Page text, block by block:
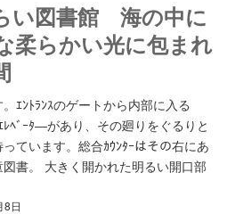
い図書館 海の中に
柔らかい光に包まれ
ｴﾝﾄﾗﾝｽのゲートから内部に入る
ﾚﾍﾞｰﾀ―があり、その廻りをぐるりと
ています。総合ｶｳﾝﾀｰはその右にあ
書。 大きく開かれた明るい開口部
8日